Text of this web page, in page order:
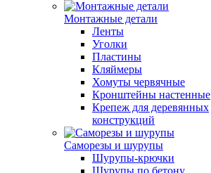
Монтажные детали
Ленты
Уголки
Пластины
Кляймеры
Хомуты червячные
Кронштейны настенные
Крепеж для деревянных
конструкций
Саморезы и шурупы
Шурупы-крючки
Шурупы по бетону